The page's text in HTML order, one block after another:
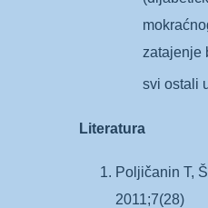
zatajenje
svi ostali
Literatura
Poljičanin T,
2011;7(28)